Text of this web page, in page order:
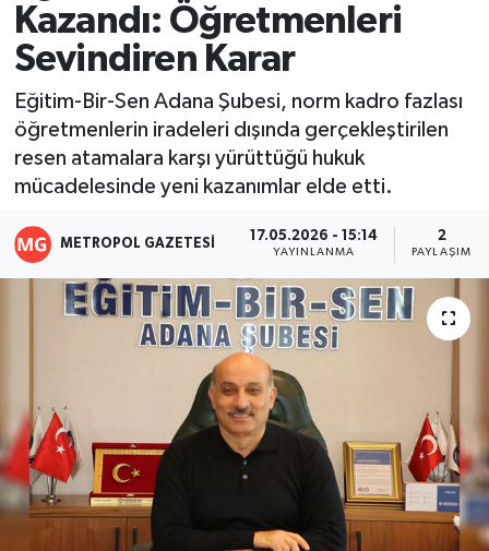
Kazandı: Öğretmenleri
Sevindiren Karar
Eğitim-Bir-Sen Adana Şubesi, norm kadro fazlası
öğretmenlerin iradeleri dışında gerçekleştirilen
resen atamalara karşı yürüttüğü hukuk
mücadelesinde yeni kazanımlar elde etti.
METROPOL GAZETESI 17.05.2026 - 15:14
YAYINLANMA
2
PAYLAŞIM
Resmi İlanlar